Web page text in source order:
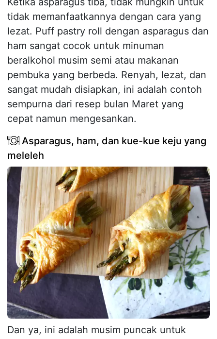
tidak memanfaatkannya dengan cara yang
lezat. Puff pastry roll dengan asparagus dan
ham sangat cocok untuk minuman
beralkohol musim semi atau makanan
pembuka yang berbeda. Renyah, lezat, dan
sangat mudah disiapkan, ini adalah contoh
sempurna dari resep bulan Maret yang
cepat namun mengesankan.
Asparagus, ham, dan kue-kue keju yang
meleleh
Dan ya, ini adalah musim puncak untuk